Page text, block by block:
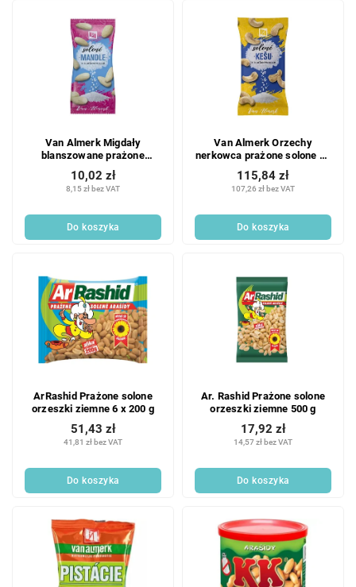
Van Almerk Migdały
blanszowane prażone
solone 12 x 60 g
8,15 zł bez VAT
10,02 zł
Do koszyka
Van Almerk Orzechy
nerkowca prażone solone 12
x 60 g
107,26 zł bez VAT
115,84 zł
Do koszyka
ArRashid Prażone solone
orzeszki ziemne 6 x 200 g
41,81 zł bez VAT
51,43 zł
Do koszyka
Ar. Rashid Prażone solone
orzeszki ziemne 500 g
14,57 zł bez VAT
17,92 zł
Do koszyka